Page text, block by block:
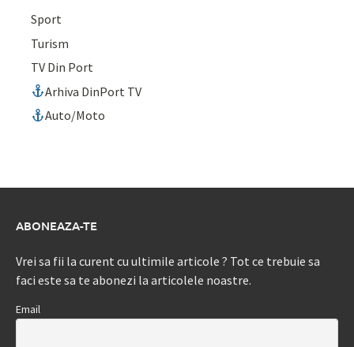
Sport
Turism
TV Din Port
Arhiva DinPort TV
Auto/Moto
ABONEAZA-TE
Vrei sa fii la curent cu ultimile articole ? Tot ce trebuie sa
faci este sa te abonezi la articolele noastre.
Email